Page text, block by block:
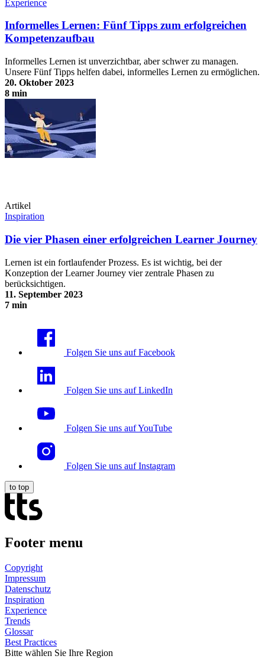
Experience
Informelles Lernen: Fünf Tipps zum erfolgreichen
Kompetenzaufbau
Informelles Lernen ist unverzichtbar, aber schwer zu managen.
Unsere Fünf Tipps helfen dabei, informelles Lernen zu ermöglichen.
20. Oktober 2023
8 min
Artikel
Inspiration
Die vier Phasen einer erfolgreichen Learner Journey
Lernen ist ein fortlaufender Prozess. Es ist wichtig, bei der
Konzeption der Learner Journey vier zentrale Phasen zu
berücksichtigen.
11. September 2023
7 min
Folgen Sie uns auf Facebook
Folgen Sie uns auf LinkedIn
Folgen Sie uns auf YouTube
Folgen Sie uns auf Instagram
to top
Footer menu
Copyright
Impressum
Datenschutz
Inspiration
Experience
Trends
Glossar
Best Practices
Bitte wählen Sie Ihre Region